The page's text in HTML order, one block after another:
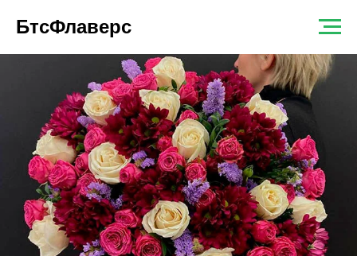
БтсФлаверс